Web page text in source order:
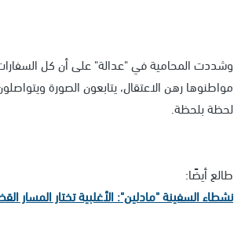
وشددت المحامية في "عدالة" على أن كل
مواطنوها رهن الاعتقال، يتابعون الصورة
لحظة بلحظة.
طالع أيضًا:
نشطاء السفينة "مادلين": الأغلبية تختار المسار